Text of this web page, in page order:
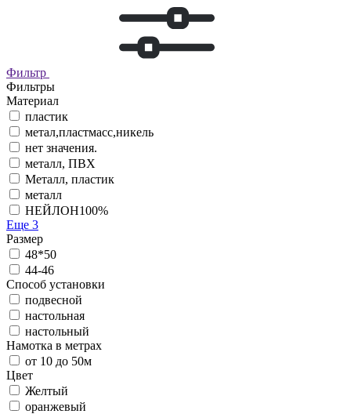
Фильтр
Фильтры
Материал
пластик
метал,пластмасс,никель
нет значения.
металл, ПВХ
Металл, пластик
металл
НЕЙЛОН100%
Еще 3
Размер
48*50
44-46
Способ установки
подвесной
настольная
настольный
Намотка в метрах
от 10 до 50м
Цвет
Желтый
оранжевый